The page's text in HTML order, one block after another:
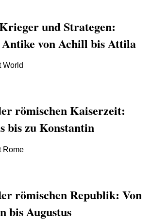
und Strategen:
von Achill bis Attila
World
römischen Kaiserzeit:
bis zu Konstantin
Rome
römischen Republik: Von
bis Augustus